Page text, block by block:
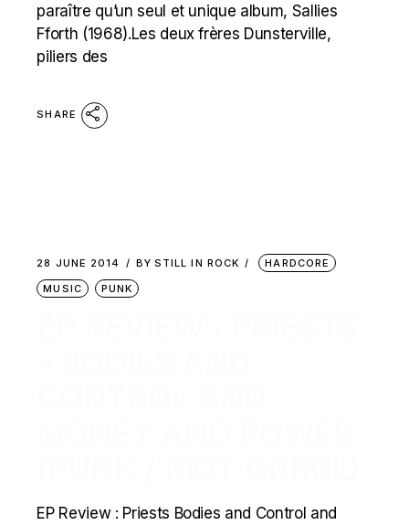
paraître qu’un seul et unique album, Sallies
Fforth (1968).Les deux frères Dunsterville,
piliers des
SHARE
28 JUNE 2014 BY STILL IN ROCK
HARDCORE
MUSIC
PUNK
EP Review : Priests Bodies and Control and